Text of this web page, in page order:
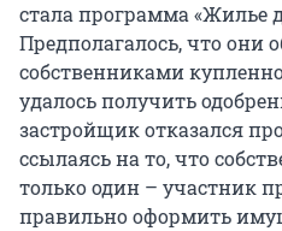
стала программа «Жилье
Предполагалось, что они
собственниками
удалось получить
застройщик отказался
ссылаясь на то, что
только один – участник
правильно оформить